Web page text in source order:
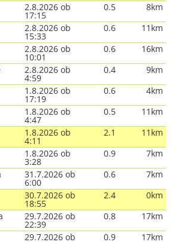
2.8.2026 ob
17:15
0.5
8km
2.8.2026 ob
15:33
0.6
11km
2.8.2026 ob
10:01
0.6
16km
2.8.2026 ob
4:59
0.4
9km
1.8.2026 ob
17:19
0.6
4km
1.8.2026 ob
4:47
0.5
11km
1.8.2026 ob
4:11
2.1
11km
1.8.2026 ob
3:28
0.9
7km
31.7.2026 ob
6:00
0.6
7km
30.7.2026 ob
18:55
2.4
0km
29.7.2026 ob
22:39
0.8
17km
29.7.2026 ob 0.9
17km